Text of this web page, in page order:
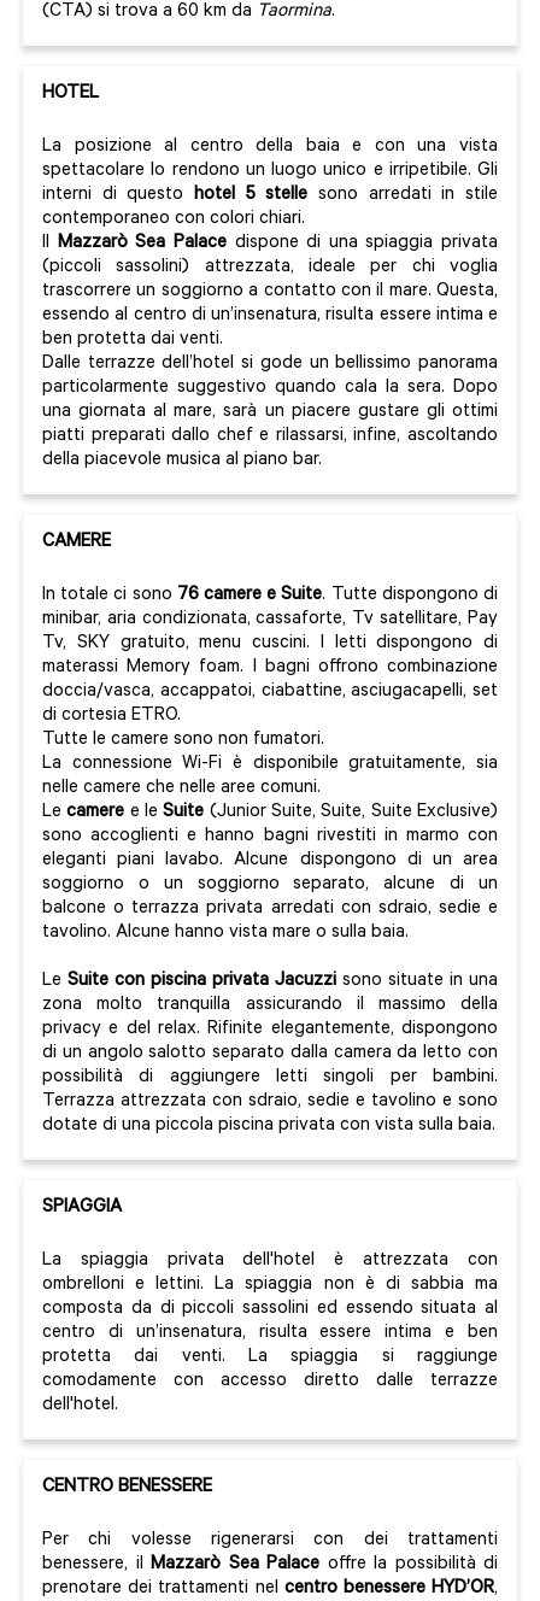
(CTA) si trova a 60 km da Taormina.
HOTEL
La posizione al centro della baia e con una vista
spettacolare lo rendono un luogo unico e irripetibile. Gli
interni di questo hotel 5 stelle sono arredati in stile
contemporaneo con colori chiari.
Il Mazzarò Sea Palacedispone di una spiaggia privata
(piccoli sassolini) attrezzata, ideale per chi voglia
trascorrere un soggiorno a contatto con il mare. Questa,
essendo al centro di un’insenatura, risulta essere intima e
ben protetta dai venti.
Dalle terrazze dell’hotel si gode un bellissimo panorama
particolarmente suggestivo quando cala la sera. Dopo
una giornata al mare, sarà un piacere gustare gli ottimi
piatti preparati dallo chef e rilassarsi, infine, ascoltando
della piacevole musica al piano bar.
CAMERE
In totale ci sono 76 camere e Suite. Tutte dispongono di
minibar, aria condizionata, cassaforte, Tv satellitare, Pay
Tv, SKY gratuito, menu cuscini. I letti dispongono di
materassi Memory foam. I bagni offrono combinazione
doccia/vasca, accappatoi, ciabattine, asciugacapelli, set
di cortesia ETRO.
Tutte le camere sono non fumatori.
La connessione Wi-Fi è disponibile gratuitamente, sia
nelle camere che nelle aree comuni.
Lecamere e leSuite (Junior Suite, Suite, Suite Exclusive)
sono accoglienti e hanno bagni rivestiti in marmo con
eleganti piani lavabo. Alcune dispongono di un area
soggiorno o un soggiorno separato, alcune di un
balcone o terrazza privata arredati con sdraio, sedie e
tavolino. Alcune hanno vista mare o sulla baia.
Le Suite con piscina privata Jacuzzi sono situate in una
zona molto tranquilla assicurando il massimo della
privacy e del relax. Rifinite elegantemente, dispongono
di un angolo salotto separato dalla camera da letto con
possibilità di aggiungere letti singoli per bambini.
Terrazza attrezzata con sdraio, sedie e tavolino e sono
dotate di una piccola piscina privata con vista sulla baia.
SPIAGGIA
La spiaggia privata dell'hotel è attrezzata con
ombrelloni e lettini. La spiaggia non è di sabbia ma
composta da di piccoli sassolini ed essendo situata al
centro di un’insenatura, risulta essere intima e ben
protetta dai venti. La spiaggia si raggiunge
comodamente con accesso diretto dalle terrazze
dell'hotel.
CENTRO BENESSERE
Per chi volesse rigenerarsi con dei trattamenti
benessere, il Mazzarò Sea Palace offre la possibilità di
prenotare dei trattamenti nel centro benessere HYD’OR,